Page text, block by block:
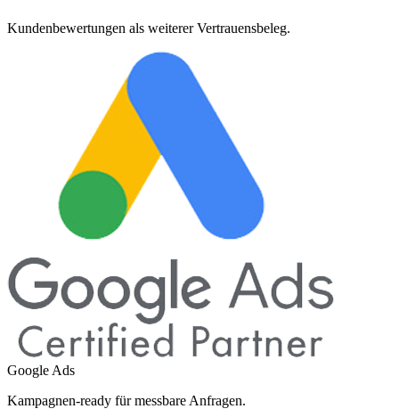
Kundenbewertungen als weiterer Vertrauensbeleg.
Google Ads
Kampagnen-ready für messbare Anfragen.